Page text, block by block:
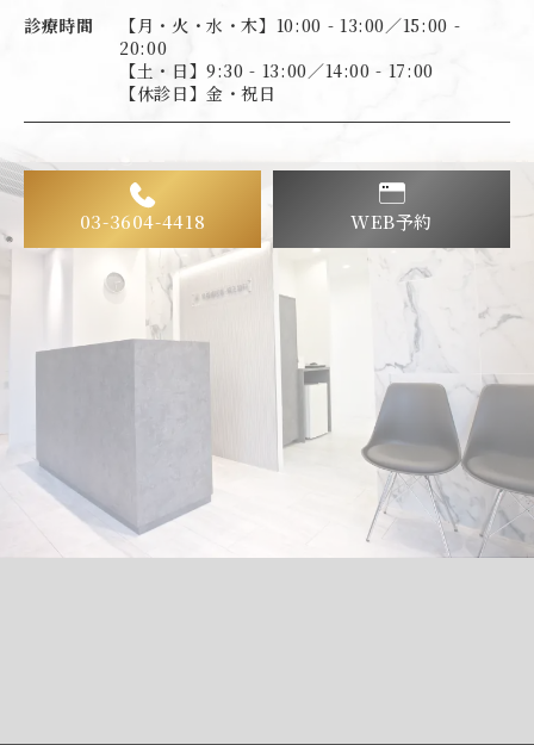
診療時間
【月・火・水・木】10:00 - 13:00／15:00 -
20:00
【土・日】9:30 - 13:00／14:00 - 17:00
【休診日】金・祝日
03-3604-4418 WEB予約